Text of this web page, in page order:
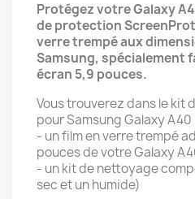
Protégez votre Galaxy
de protection
verre trempé aux
Samsung, spécialement
écran 5,9 pouces.
Vous trouverez dans le kit
pour Samsung Galaxy A40
- un film en verre trempé
pouces de votre Galaxy
- un kit de nettoyage
sec et un humide)